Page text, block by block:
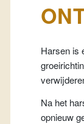
Harsen is
Na het
opnieuw